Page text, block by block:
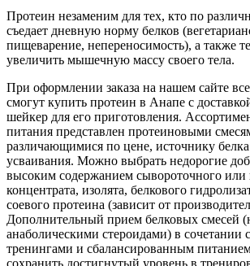
Протеин незаменим для тех, кто по
съедает дневную норму белков
пищеварение, непереносимость), а также
увеличить мышечную массу своего тела.
При оформлении заказа на нашем сайте
смогут купить протеин в Анапе с
шейкер для его приготовления.
питания представлен протеиновыми
различающимися по цене, источнику белка
усваивания. Можно выбрать недорогие
высоким содержанием сывороточного или
концентрата, изолята, белкового
соевого протеина (зависит от
Дополнительный прием белковых смесей
анаболическими стероидами) в сочетании
тренингами и сбалансированным
сохранить достигнутый уровень в